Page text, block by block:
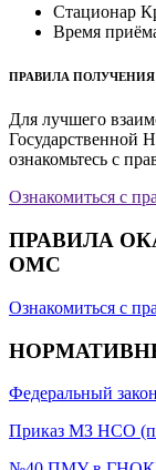
Стационар
Время
ПРАВИЛА
Для лучшего
Государственной
ознакомьтесь с
Ознакомиться с
ПРАВИЛА
ОМС
Ознакомиться с
Федеральный
Приказ МЗ НСО